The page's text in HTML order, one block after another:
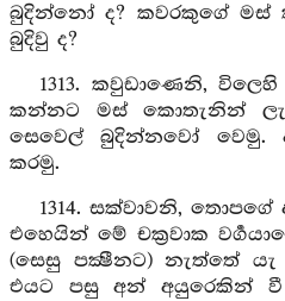
බුදින්නෝ ද? කවරකුගේ මස්
බුදිවු ද?
1313. කවුඩාණෙනි,
කන්නට මස් කොතැනින්
සෙවෙල් බුදින්නවෝ වෙමු.
කරමු.
1314. සක්වාවනි,
එහෙයින් මේ චක්‍රවාක
(සෙසු පක්‍ෂීනට) නැත්තේ
එයට පසු අන් අයුරෙකින් වී